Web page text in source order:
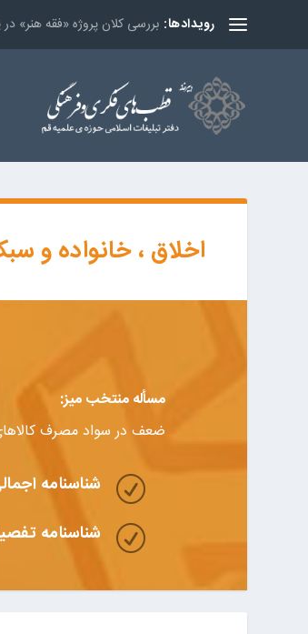
رویدادها: بررسی کلان پروژه «فقه هنر»
اخلاق ، خانواده و
مسأله منتخب میز:
ضعف در سواد مصرف
R شناسنامه
R شناسنامه